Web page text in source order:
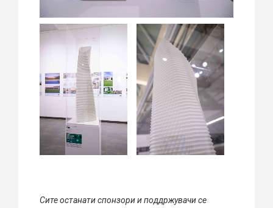
Сите останати спонзори и поддржувачи се